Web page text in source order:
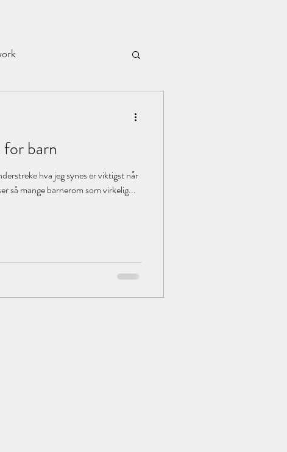
Borddekking
candles
barn
hva jeg synes er viktigst når
så mange barnerom som virkelig...